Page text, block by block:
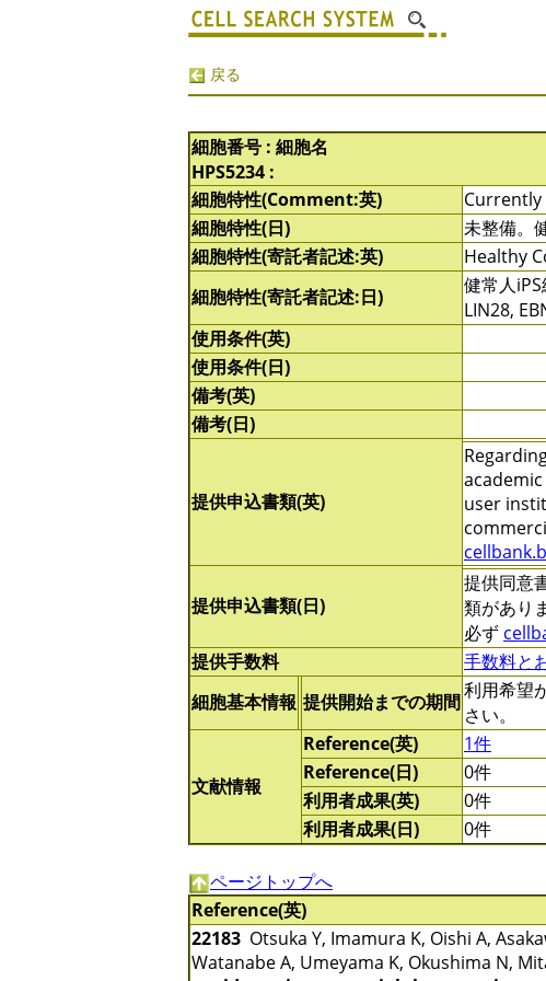
戻る
細胞番号 : 細胞名
HPS5234 :
細胞特性(Comment:英)
Currently
細胞特性(日)
未整備。
細胞特性(寄託者記述:英)
Healthy
細胞特性(寄託者記述:日)
健常人
LIN28,
使用条件(英)
使用条件(日)
備考(英)
備考(日)
提供申込書類(英)
user
提供申込書類(日)
提供同意
類があり
必ず
提供手数料
手数料と
細胞基本情報 提供開始までの期間利用希望
さい。
文献情報
Reference(英)
1件
Reference(日)
0件
利用者成果(英)
0件
利用者成果(日)
0件
ページトップへ
Reference(英)
22183 Otsuka Y, Imamura K, Oishi A,
Watanabe A, Umeyama K, Okushima N,